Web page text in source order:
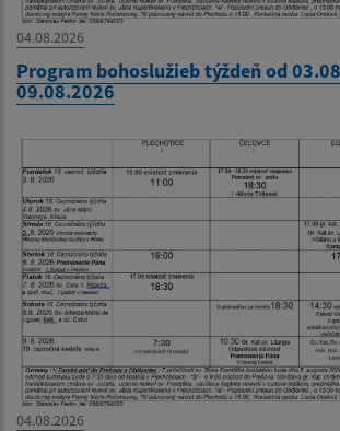
04.08.2026
Program bohoslužieb týždeň od
09.08.2026
04.08.2026